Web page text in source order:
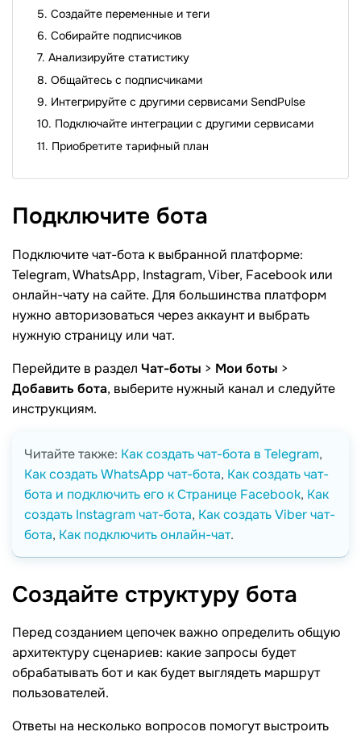
Создайте переменные и теги
Собирайте подписчиков
Анализируйте статистику
Общайтесь с подписчиками
Интегрируйте с другими сервисами SendPulse
Подключайте интеграции с другими сервисами
Приобретите тарифный план
Подключите бота
Подключите чат-бота к выбранной платформе:
Telegram, WhatsApp, Instagram, Viber, Facebook или
онлайн-чату на сайте. Для большинства платформ
нужно авторизоваться через аккаунт и выбрать
нужную страницу или чат.
Перейдите в раздел Чат-боты > Мои боты >
Добавить бота, выберите нужный канал и следуйте
инструкциям.
Читайте также: Как создать чат-бота в Telegram,
Как создать WhatsApp чат-бота, Как создать чат-
бота и подключить его к Странице Facebook, Как
создать Instagram чат-бота, Как создать Viber чат-
бота, Как подключить онлайн-чат.
Создайте структуру бота
Перед созданием цепочек важно определить общую
архитектуру сценариев: какие запросы будет
обрабатывать бот и как будет выглядеть маршрут
пользователей.
Ответы на несколько вопросов помогут выстроить